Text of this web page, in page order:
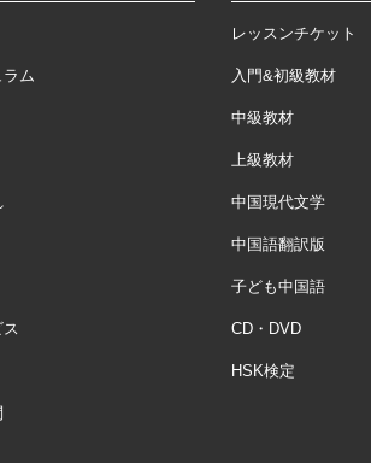
ム
レッスンチケット
入門&初級教材
中級教材
上級教材
中国現代文学
中国語翻訳版
子ども中国語
CD・DVD
HSK検定